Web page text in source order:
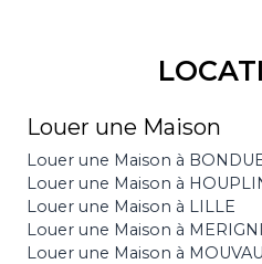
Louer une Maison
Louer une Maison à
Louer une Maison à
Louer une Maison à LILLE
Louer une Maison à
Louer une Maison à